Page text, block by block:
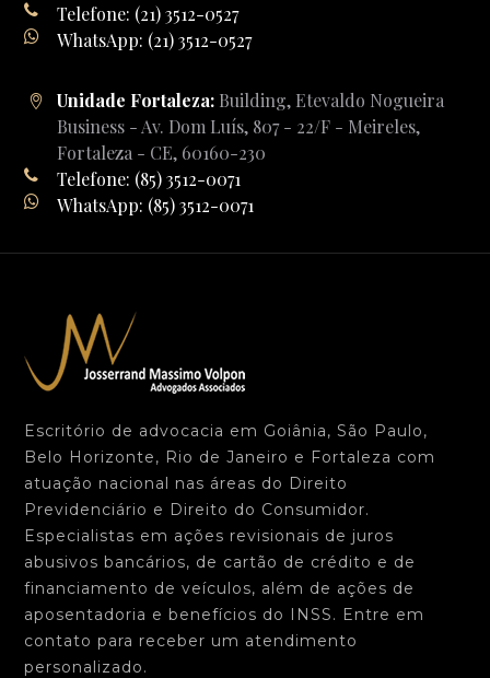
Telefone: (21) 3512-0527
WhatsApp: (21) 3512-0527
Unidade Fortaleza: Building, Etevaldo Nogueira
Business - Av. Dom Luís, 807 - 22/F - Meireles,
Fortaleza - CE, 60160-230
Telefone: (85) 3512-0071
WhatsApp: (85) 3512-0071
Escritório de advocacia em Goiânia, São Paulo,
Belo Horizonte, Rio de Janeiro e Fortaleza com
atuação nacional nas áreas do Direito
Previdenciário e Direito do Consumidor.
Especialistas em ações revisionais de juros
abusivos bancários, de cartão de crédito e de
financiamento de veículos, além de ações de
aposentadoria e benefícios do INSS. Entre em
contato para receber um atendimento
personalizado.